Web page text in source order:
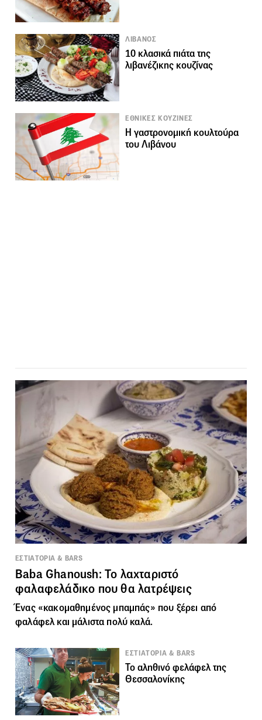
ΛΙΒΑΝΟΣ
10 κλασικά πιάτα της
λιβανέζικης κουζίνας
ΕΘΝΙΚΕΣ ΚΟΥΖΙΝΕΣ
Η γαστρονομική κουλτούρα
του Λιβάνου
ΕΣΤΙΑΤΟΡΙΑ & BARS
Baba Ghanoush: Το λαχταριστό
φαλαφελάδικο που θα λατρέψεις
Ένας «κακομαθημένος μπαμπάς» που ξέρει από
φαλάφελ και μάλιστα πολύ καλά.
ΕΣΤΙΑΤΟΡΙΑ & BARS
Το αληθινό φελάφελ της
Θεσσαλονίκης